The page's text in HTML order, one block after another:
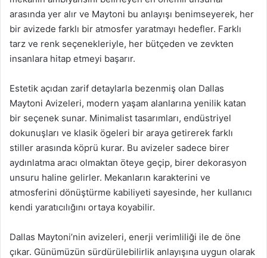
arasında yer alır ve Maytoni bu anlayışı benimseyerek, her
bir avizede farklı bir atmosfer yaratmayı hedefler. Farklı
tarz ve renk seçenekleriyle, her bütçeden ve zevkten
insanlara hitap etmeyi başarır.
Estetik açıdan zarif detaylarla bezenmiş olan Dallas
Maytoni Avizeleri, modern yaşam alanlarına yenilik katan
bir seçenek sunar. Minimalist tasarımları, endüstriyel
dokunuşları ve klasik ögeleri bir araya getirerek farklı
stiller arasında köprü kurar. Bu avizeler sadece birer
aydınlatma aracı olmaktan öteye geçip, birer dekorasyon
unsuru haline gelirler. Mekanların karakterini ve
atmosferini dönüştürme kabiliyeti sayesinde, her kullanıcı
kendi yaratıcılığını ortaya koyabilir.
Dallas Maytoni’nin avizeleri, enerji verimliliği ile de öne
çıkar. Günümüzün sürdürülebilirlik anlayışına uygun olarak